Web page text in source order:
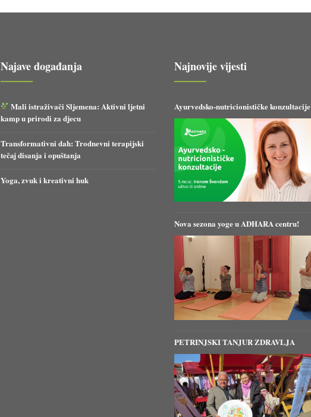
Najave događanja
Mali istraživači Sljemena: Aktivni ljetni
kamp u prirodi za djecu
Transformativni dah: Trodnevni terapijski
tečaj disanja i opuštanja
Yoga, zvuk i kreativni huk
Najnovije vijesti
Ayurvedsko-nutricionističke konzultacije
Nova sezona yoge u ADHARA centru!
PETRINJSKI TANJUR ZDRAVLJA